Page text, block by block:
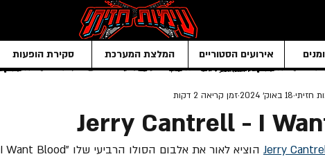
אירועים הסטוריים המלצת המערכת סקירת הופעות
Jerry Cantrell - I
18 באוק׳ 2024 זמן קריאה 2 דקות
Jerry הוציא לאור את אלבום הסולו הרביעי שלו "I Want Blood".